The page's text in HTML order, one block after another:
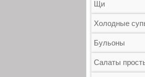
Щи
Холодные
Бульоны
Салаты